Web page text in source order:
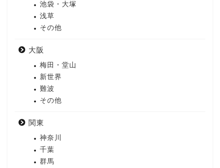
池袋・大塚
浅草
その他
大阪
梅田・堂山
新世界
難波
その他
関東
神奈川
千葉
群馬